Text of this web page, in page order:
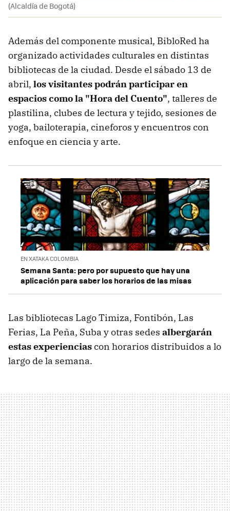
(Alcaldía de Bogotá)
Además del componente musical, BibloRed ha
organizado actividades culturales en distintas
bibliotecas de la ciudad. Desde el sábado 13 de
abril, los visitantes podrán participar en
espacios como la "Hora del Cuento", talleres de
plastilina, clubes de lectura y tejido, sesiones de
yoga, bailoterapia, cineforos y encuentros con
enfoque en ciencia y arte.
EN XATAKA COLOMBIA
Semana Santa: pero por supuesto que hay una
aplicación para saber los horarios de las misas
Las bibliotecas Lago Timiza, Fontibón, Las
Ferias, La Peña, Suba y otras sedes albergarán
estas experienciascon horarios distribuidos a lo
largo de la semana.